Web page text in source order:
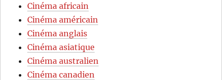
Cinéma africain
Cinéma américain
Cinéma anglais
Cinéma asiatique
Cinéma australien
Cinéma canadien